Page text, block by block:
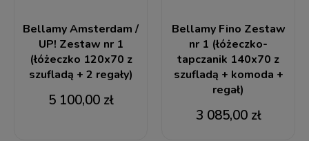
Bellamy Amsterdam /
UP! Zestaw nr 1
(łóżeczko 120x70 z
szufladą + 2 regały)
5 100,00 zł
Bellamy Fino Zestaw
nr 1 (łóżeczko-
tapczanik 140x70 z
szufladą + komoda +
regał)
3 085,00 zł